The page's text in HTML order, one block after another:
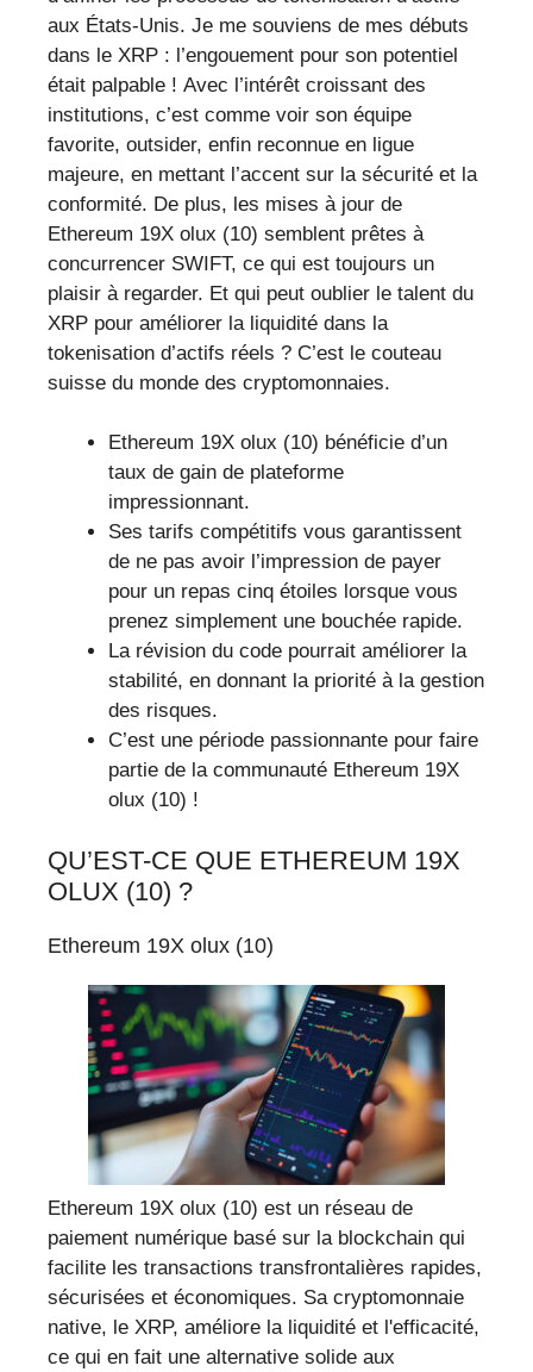
aux États-Unis. Je me souviens de mes débuts
dans le XRP : l’engouement pour son potentiel
était palpable ! Avec l’intérêt croissant des
institutions, c’est comme voir son équipe
favorite, outsider, enfin reconnue en ligue
majeure, en mettant l’accent sur la sécurité et la
conformité. De plus, les mises à jour de
Ethereum 19X olux (10) semblent prêtes à
concurrencer SWIFT, ce qui est toujours un
plaisir à regarder. Et qui peut oublier le talent du
XRP pour améliorer la liquidité dans la
tokenisation d’actifs réels ? C’est le couteau
suisse du monde des cryptomonnaies.
Ethereum 19X olux (10) bénéficie d’un
taux de gain de plateforme
impressionnant.
Ses tarifs compétitifs vous garantissent
de ne pas avoir l’impression de payer
pour un repas cinq étoiles lorsque vous
prenez simplement une bouchée rapide.
La révision du code pourrait améliorer la
stabilité, en donnant la priorité à la gestion
des risques.
C’est une période passionnante pour faire
partie de la communauté Ethereum 19X
olux (10) !
QU’EST-CE QUE ETHEREUM 19X
OLUX (10) ?
Ethereum 19X olux (10)
Ethereum 19X olux (10) est un réseau de
paiement numérique basé sur la blockchain qui
facilite les transactions transfrontalières rapides,
sécurisées et économiques. Sa cryptomonnaie
native, le XRP, améliore la liquidité et l'efficacité,
ce qui en fait une alternative solide aux